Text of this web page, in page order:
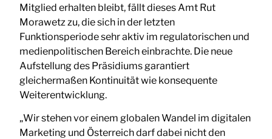
Mitglied erhalten bleibt, fällt dieses Amt Rut
Morawetz zu, die sich in der letzten
Funktionsperiode sehr aktiv im regulatorischen und
medienpolitischen Bereich einbrachte. Die neue
Aufstellung des Präsidiums garantiert
gleichermaßen Kontinuität wie konsequente
Weiterentwicklung.
„Wir stehen vor einem globalen Wandel im digitalen
Marketing und Österreich darf dabei nicht den